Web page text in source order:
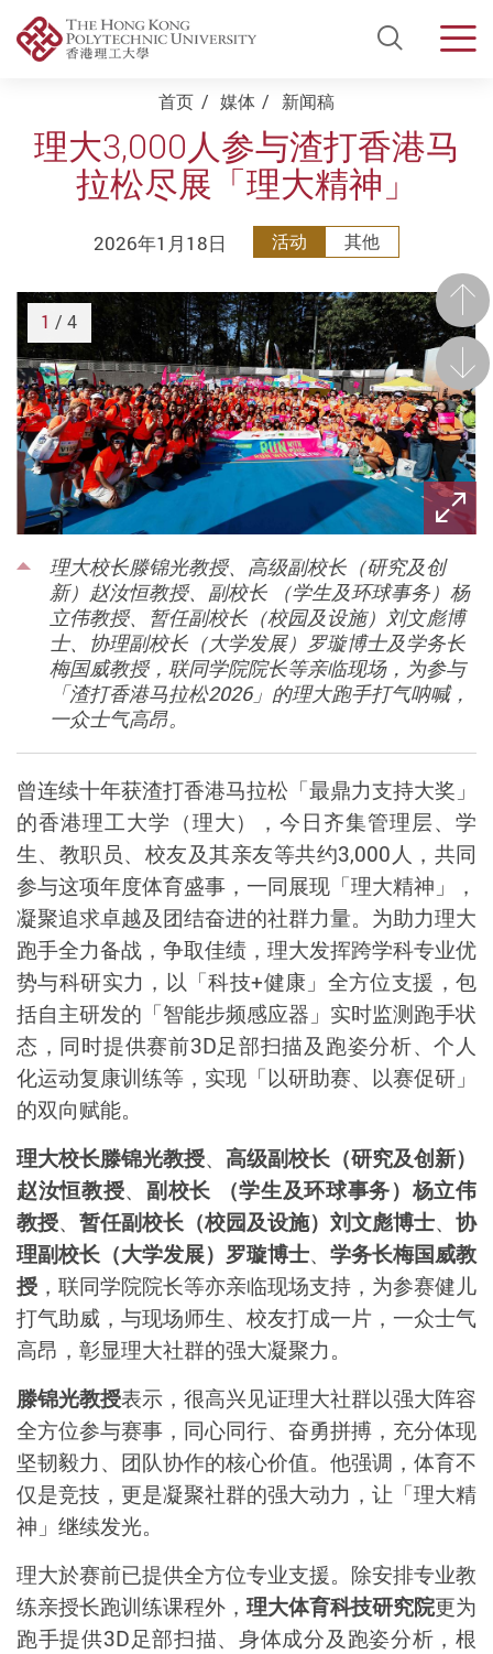
Open
Start main content首页 媒体 新闻稿
理大3,000人参与渣打香港马
拉松尽展「理大精神」
2026年1月18日 活动 其他
前
理大校长滕锦光教授、高级副校长（研究及创
新）赵汝恒教授、副校长 （学生及环球事务）杨
立伟教授、暂任副校长（校园及设施）刘文彪博
士、协理副校长（大学发展）罗璇博士及学务长
梅国威教授，联同学院院长等亲临现场，为参与
「渣打香港马拉松2026」的理大跑手打气呐喊，
一众士气高昂。
后一
1 / 4
曾连续十年获渣打香港马拉松「最鼎力支持大奖」
的香港理工大学（理大），今日齐集管理层、学
生、教职员、校友及其亲友等共约3,000人，共同
参与这项年度体育盛事，一同展现「理大精神」，
凝聚追求卓越及团结奋进的社群力量。为助力理大
跑手全力备战，争取佳绩，理大发挥跨学科专业优
势与科研实力，以「科技+健康」全方位支援，包
括自主研发的「智能步频感应器」实时监测跑手状
态，同时提供赛前3D足部扫描及跑姿分析、个人
化运动复康训练等，实现「以研助赛、以赛促研」
的双向赋能。
理大校长滕锦光教授、 高级副校长（研究及创新）
赵汝恒教授、副校长
（学生及环球事务）杨立伟
教授、 暂任副校长（校园及设施）刘文彪博士、 协
理副校长（大学发展）罗璇博士、 学务长梅国威教
授 ，联同学院院长等亦亲临现场支持，为参赛健儿
打气助威，与现场师生、校友打成一片，一众士气
高昂，彰显理大社群的强大凝聚力。
滕锦光教授表示，很高兴见证理大社群以强大阵容
全方位参与赛事，同心同行、奋勇拼搏，充分体现
坚韧毅力、团队协作的核心价值。他强调，体育不
仅是竞技，更是凝聚社群的强大动力，让「理大精
神」继续发光。
理大於赛前已提供全方位专业支援。除安排专业教
练亲授长跑训练课程外， 理大体育科技研究院更为
跑手提供3D足部扫描、身体成分及跑姿分析，根